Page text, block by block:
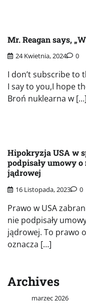
Mr. Reagan says,
24 Kwietnia, 2024 0
I don’t subscribe to
I say to you,I hope
Broń nuklearna w […]
Hipokryzja USA w
podpisały umowy
jądrowej
16 Listopada, 2023 0
Prawo w USA
nie podpisały
jądrowej. To prawo
oznacza […]
Archives
marzec 2026